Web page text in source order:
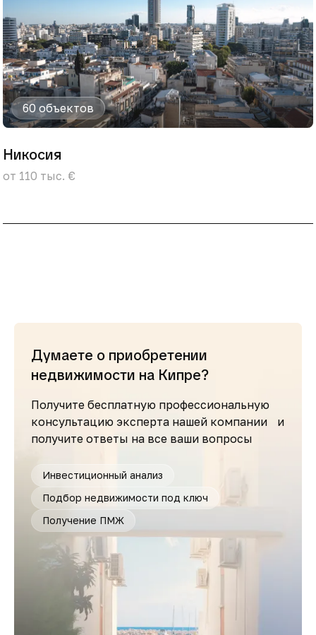
60 объектов
Никосия
от 110 тыс. €
Думаете о приобретении
недвижимости на Кипре?
Получите бесплатную профессиональную
консультацию эксперта нашей компании и
получите ответы на все ваши вопросы
Инвестиционный анализ
Подбор недвижимости под ключ
Получение ПМЖ